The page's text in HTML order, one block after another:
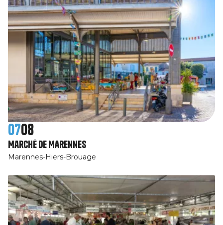
0708
Marché de Marennes
Marennes-Hiers-Brouage